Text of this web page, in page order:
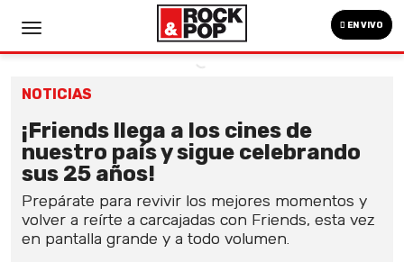
EN VIVO
NOTICIAS
¡Friends llega a los cines de
nuestro país y sigue celebrando
sus 25 años!
Prepárate para revivir los mejores momentos y
volver a reírte a carcajadas con Friends, esta vez
en pantalla grande y a todo volumen.